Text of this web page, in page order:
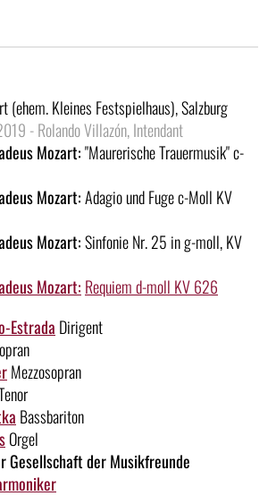
(ehem. Kleines Festspielhaus), Salzburg
- Rolando Villazón, Intendant
Mozart:"Maurerische Trauermusik" c-
Mozart:Adagio und Fuge c-Moll KV
Mozart:Sinfonie Nr. 25 in g-moll, KV
Mozart: Requiem d-moll KV 626
Estrada Dirigent
Mezzosopran
Bassbariton
Orgel
Gesellschaft der Musikfreunde